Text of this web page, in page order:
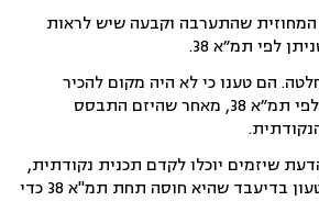
המחוזית שהתערבה וקבעה שיש לראות
לפי תמ״א 38.
הם טענו כי לא היה מקום להכיר
בבקשה להיתר כבקשה לפי תמ״א 38, מאחר שהיזם התבסס
שיזמים יוכלו לקדם תכנית נקודתית,
ללא קשר לתמ"א 38 ולטעון בדיעבד שהיא חוסה תחת תמ"א 38 כדי